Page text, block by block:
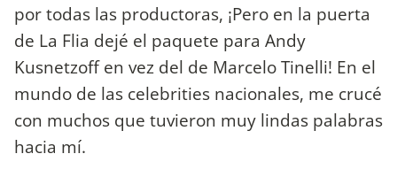
por todas las productoras, ¡Pero en la puerta
de La Flia dejé el paquete para Andy
Kusnetzoff en vez del de Marcelo Tinelli! En el
mundo de las celebrities nacionales, me crucé
con muchos que tuvieron muy lindas palabras
hacia mí.